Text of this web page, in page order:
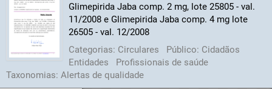
Glimepirida Jaba comp. 2 mg, lote 25805 - val.
11/2008 e Glimepirida Jaba comp. 4 mg lote
26505 - val. 12/2008
Categorias: Circulares Público: Cidadãos
Entidades
Profissionais de saúde
Taxonomias: Alertas de qualidade